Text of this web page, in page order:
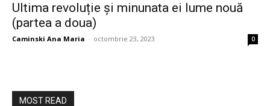
Ultima revoluție și minunata ei lume nouă
(partea a doua)
Caminski Ana Maria - octombrie 23, 2023 0
MOST READ